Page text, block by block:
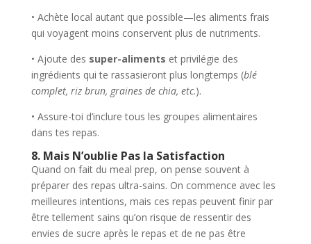
• Achète local autant que possible—les aliments frais
qui voyagent moins conservent plus de nutriments.
• Ajoute des super-aliments et privilégie des
ingrédients qui te rassasieront plus longtemps (blé
complet, riz brun, graines de chia, etc.).
• Assure-toi d’inclure tous les groupes alimentaires
dans tes repas.
8. Mais N’oublie Pas la Satisfaction
Quand on fait du meal prep, on pense souvent à
préparer des repas ultra-sains. On commence avec les
meilleures intentions, mais ces repas peuvent finir par
être tellement sains qu’on risque de ressentir des
envies de sucre après le repas et de ne pas être